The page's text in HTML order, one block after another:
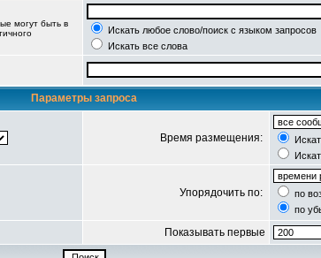
могут быть в
Искать любое слово/поиск с языком запросов
Искать все слова
Параметры запроса
Время размещения:
Упорядочить по:
по
по
Показывать первые